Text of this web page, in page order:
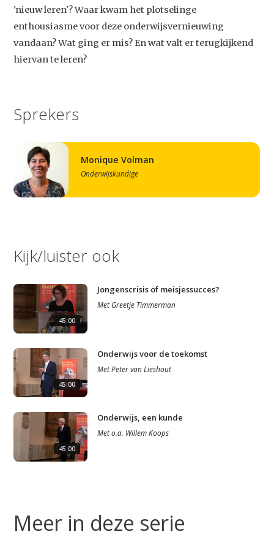
Studium Generale
Agenda
'nieuw leren'? Waar kwam het plotselinge
enthousiasme voor deze onderwijsvernieuwing
vandaan? Wat ging er mis? En wat valt er terugkijkend
hiervan te leren?
Sprekers
Monique Volman
Onderwijskundige
Kijk/luister ook
45:00
Jongenscrisis of meisjessucces?
MetGreetje Timmerman
45:00
Onderwijs voor de toekomst
MetPeter van Lieshout
45:00
Onderwijs, een kunde
Meto.a. Willem Koops
Meer in deze serie